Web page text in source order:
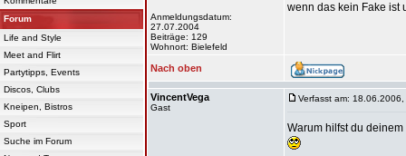
Forum
Life and Style
Meet and Flirt
Partytipps, Events
Discos, Clubs
Kneipen, Bistros
Sport
Suche im Forum
Anmeldungsdatum:
27.07.2004
Beiträge: 129
Wohnort: Bielefeld
wenn das kein Fake ist
Nach oben
VincentVega
Gast
Verfasst am:
Warum hilfst du